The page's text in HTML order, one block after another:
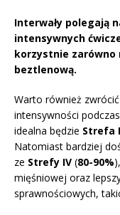
Interwały polegają
intensywnych
korzystnie zarówno
beztlenową.
Warto również
intensywności
idealna będzie Strefa I
Natomiast bardziej
ze Strefy IV (80-90%
mięśniowej oraz
sprawnościowych,